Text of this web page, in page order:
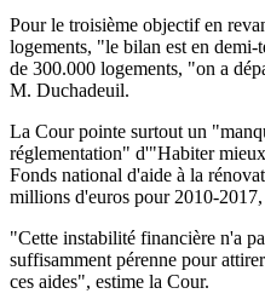
Pour le troisième objectif en
logements, "le bilan est en
de 300.000 logements, "on a
M. Duchadeuil.
La Cour pointe surtout un
réglementation" d'"Habiter
Fonds national d'aide à la
millions d'euros pour 2010-2017,
"Cette instabilité financière n'a
suffisamment pérenne pour
ces aides", estime la Cour.